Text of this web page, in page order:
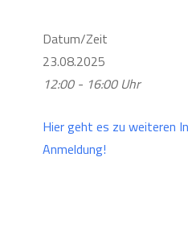
Datum/Zeit
23.08.2025
12:00 - 16:00 Uhr
Hier geht es zu weiteren
Anmeldung!